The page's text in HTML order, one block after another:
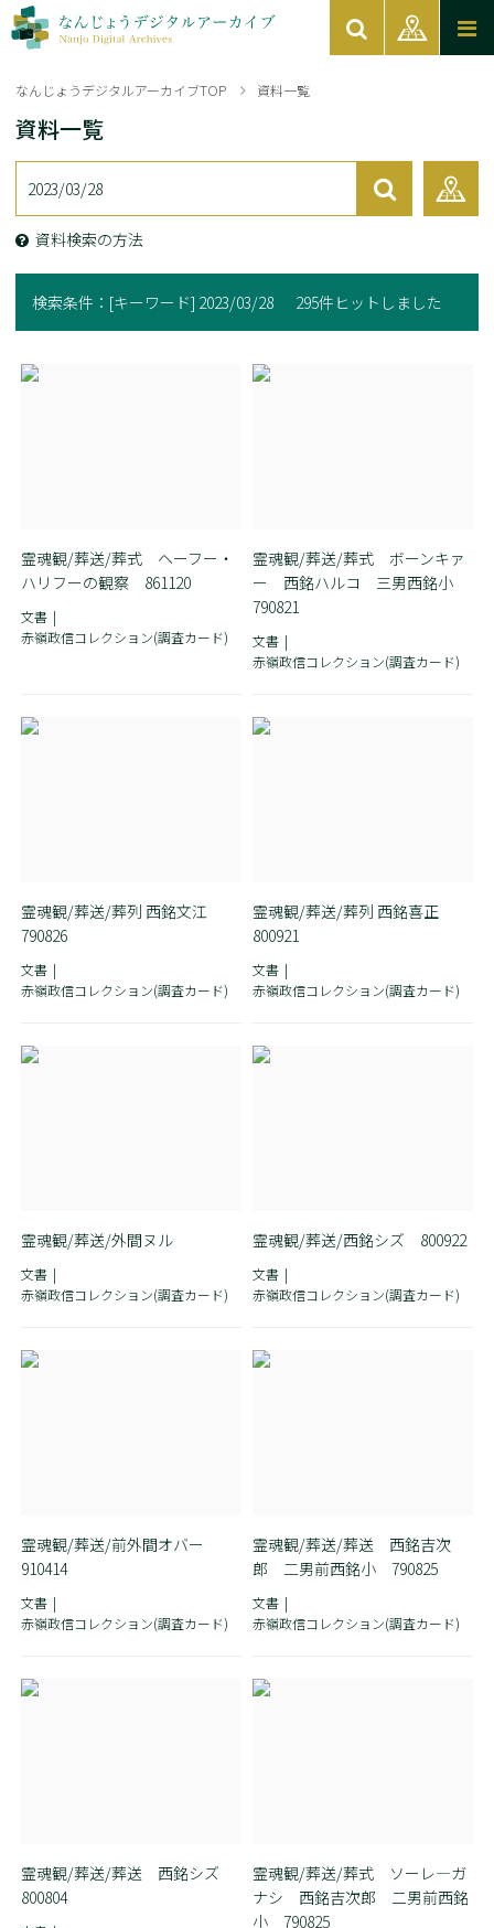
なんじょうデジタルアーカイブTOP 資料一覧
資料一覧
資料検索の方法
検索条件： [キーワード] 2023/03/28 295件ヒットしました
霊魂観/葬送/葬式 ヘーフー・
ハリフーの観察 861120
文書
赤嶺政信コレクション(調査カード)
霊魂観/葬送/葬式 ボーンキァ
ー 西銘ハルコ 三男西銘小
790821
文書
赤嶺政信コレクション(調査カード)
霊魂観/葬送/葬列 西銘文江
790826
文書
赤嶺政信コレクション(調査カード)
霊魂観/葬送/葬列 西銘喜正
800921
文書
赤嶺政信コレクション(調査カード)
霊魂観/葬送/外間ヌル
文書
赤嶺政信コレクション(調査カード)
霊魂観/葬送/西銘シズ 800922
文書
赤嶺政信コレクション(調査カード)
霊魂観/葬送/前外間オバー
910414
文書
赤嶺政信コレクション(調査カード)
霊魂観/葬送/葬送 西銘吉次
郎 二男前西銘小 790825
文書
赤嶺政信コレクション(調査カード)
霊魂観/葬送/葬送 西銘シズ
800804
霊魂観/葬送/葬式 ソーレ―ガ
ナシ 西銘吉次郎 二男前西銘
小 790825